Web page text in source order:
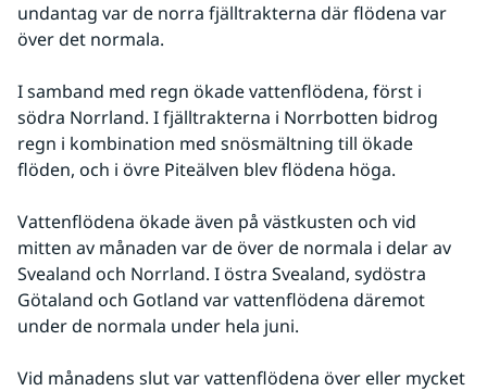
undantag var de norra fjälltrakterna där flödena var
över det normala.
I samband med regn ökade vattenflödena, först i
södra Norrland. I fjälltrakterna i Norrbotten bidrog
regn i kombination med snösmältning till ökade
flöden, och i övre Piteälven blev flödena höga.
Vattenflödena ökade även på västkusten och vid
mitten av månaden var de över de normala i delar av
Svealand och Norrland. I östra Svealand, sydöstra
Götaland och Gotland var vattenflödena däremot
under de normala under hela juni.
Vid månadens slut var vattenflödena över eller mycket